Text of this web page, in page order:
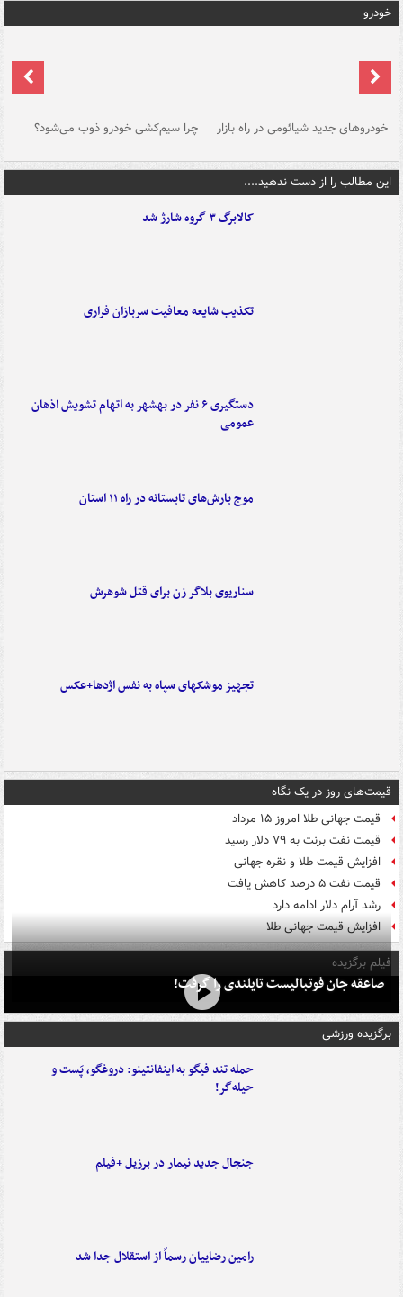
خودرو
خودروهای جدید شیائومی در راه بازار چرا سیم‌کشی خودرو ذوب می‌شود؟
این مطالب را از دست ندهید....
کالابرگ ۳ گروه شارژ شد
تکذیب شایعه معافیت سربازان فراری
دستگیری ۶ نفر در بهشهر به اتهام تشویش اذهان
عمومی
موج بارش‌های تابستانه در راه ۱۱ استان
سناریوی بلاگر زن برای قتل شوهرش
تجهیز موشکهای سپاه به نفس اژدها+عکس
قیمت‌های روز در یک نگاه
قیمت جهانی طلا امروز ۱۵ مرداد
قیمت نفت برنت به ۷۹ دلار رسید
افزایش قیمت طلا و نقره جهانی
قیمت نفت ۵ درصد کاهش یافت
رشد آرام دلار ادامه دارد
افزایش قیمت جهانی طلا
فیلم برگزیده
صاعقه جان فوتبالیست تایلندی را گرفت!
برگزیده ورزشی
حمله تند فیگو به اینفانتینو: دروغگو، پَست‌ و
حیله‌گر!
جنجال جدید نیمار در برزیل +فیلم
رامین رضاییان رسماً از استقلال جدا شد